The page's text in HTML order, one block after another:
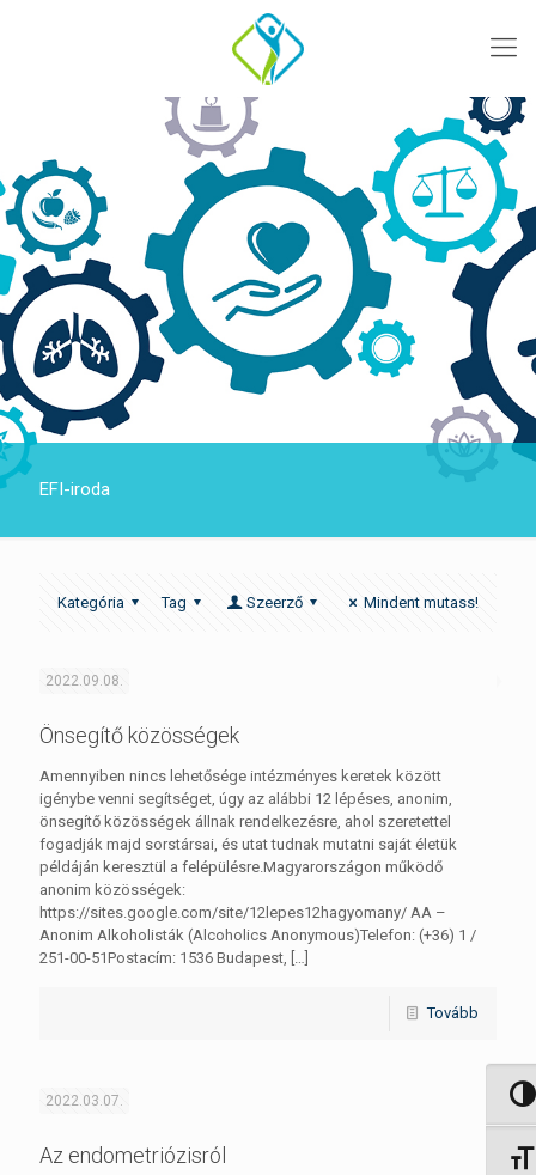
EFI-iroda
Kategória Tag Szeerző Mindent mutass!
2022.09.08.
Önsegítő közösségek
Amennyiben nincs lehetősége intézményes keretek között
igénybe venni segítséget, úgy az alábbi 12 lépéses, anonim,
önsegítő közösségek állnak rendelkezésre, ahol szeretettel
fogadják majd sorstársai, és utat tudnak mutatni saját életük
példáján keresztül a felépülésre.Magyarországon működő
anonim közösségek:
https://sites.google.com/site/12lepes12hagyomany/ AA –
Anonim Alkoholisták (Alcoholics Anonymous)Telefon: (+36) 1 /
251-00-51Postacím: 1536 Budapest, […]
Tovább
2022.03.07.
Az endometriózisról